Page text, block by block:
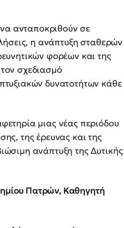
ανταποκριθούν σε
η ανάπτυξη σταθερών
φορέων και της
σχεδιασμό
δυνατοτήτων κάθε
μιας νέας περιόδου
της έρευνας και της
ανάπτυξη της Δυτικής
Πατρών, Καθηγητή